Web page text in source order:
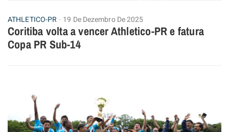
ATHLETICO-PR 19 De Dezembro De 2025
Coritiba volta a vencer Athletico-PR e fatura
Copa PR Sub-14